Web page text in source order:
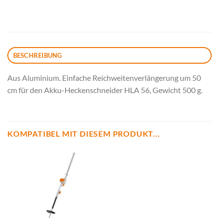
BESCHREIBUNG
Aus Aluminium. Einfache Reichweitenverlängerung um 50
cm für den Akku-Heckenschneider HLA 56, Gewicht 500 g.
KOMPATIBEL MIT DIESEM PRODUKT...